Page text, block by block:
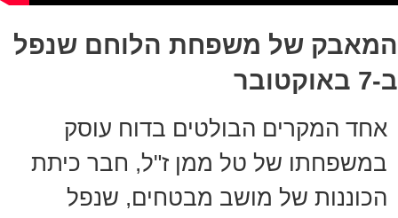
המאבק של משפחת הלוחם שנפל
ב-7 באוקטובר
אחד המקרים הבולטים בדוח עוסק
במשפחתו של טל ממן ז"ל, חבר כיתת
הכוננות של מושב מבטחים, שנפל